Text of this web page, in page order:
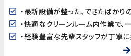
・最新設備が整った、できたばかり
・快適なクリーンルーム内作業で、
・経験豊富な先輩スタッフが丁寧に